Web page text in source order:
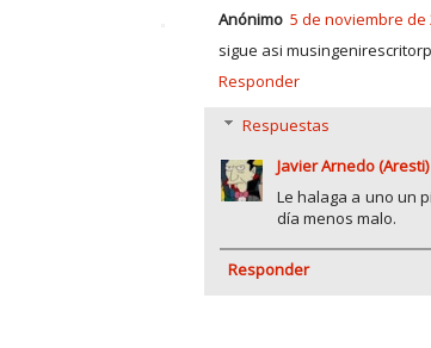
Anónimo 5 de noviembre de
sigue asi
Responder
Respuestas
Javier Arnedo (Aresti)
Le halaga a uno un
día menos malo.
Responder